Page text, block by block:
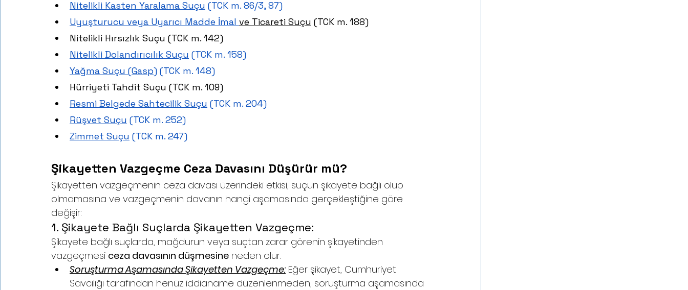
Nitelikli Kasten Yaralama Suçu (TCK m. 86/3, 87)
Uyuşturucu veya Uyarıcı Madde İmal ve Ticareti Suçu (TCK m. 188)
Nitelikli Hırsızlık Suçu (TCK m. 142)
Nitelikli Dolandırıcılık Suçu (TCK m. 158)
Yağma Suçu (Gasp) (TCK m. 148)
Hürriyeti Tahdit Suçu (TCK m. 109)
Resmi Belgede Sahtecilik Suçu (TCK m. 204)
Rüşvet Suçu (TCK m. 252)
Zimmet Suçu (TCK m. 247)
Şikayetten Vazgeçme Ceza Davasını Düşürür mü?
Şikayetten vazgeçmenin ceza davası üzerindeki etkisi, suçun şikayete bağlı olup
olmamasına ve vazgeçmenin davanın hangi aşamasında gerçekleştiğine göre
değişir:
1. Şikayete Bağlı Suçlarda Şikayetten Vazgeçme:
Şikayete bağlı suçlarda, mağdurun veya suçtan zarar görenin şikayetinden
vazgeçmesi ceza davasının düşmesine neden olur.
Soruşturma Aşamasında Şikayetten Vazgeçme: Eğer şikayet, Cumhuriyet
Savcılığı tarafından henüz iddianame düzenlenmeden, soruşturma aşamasında